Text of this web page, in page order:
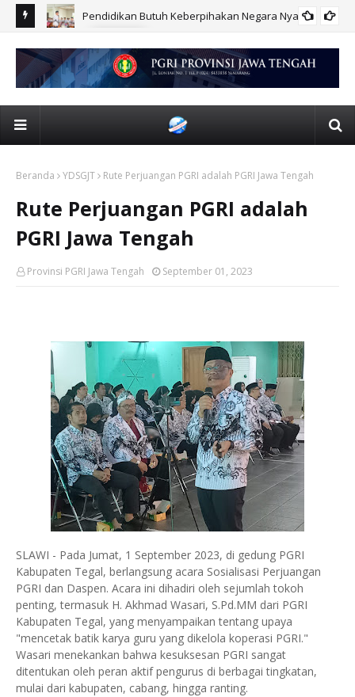
Pendidikan Butuh Keberpihakan Negara Nyata
Beranda YDSGJT Rute Perjuangan PGRI adalah PGRI Jawa Tengah
Rute Perjuangan PGRI adalah
PGRI Jawa Tengah
Provinsi PGRI Jawa Tengah September 01, 2023
SLAWI - Pada Jumat, 1 September 2023, di gedung PGRI
Kabupaten Tegal, berlangsung acara Sosialisasi Perjuangan
PGRI dan Daspen. Acara ini dihadiri oleh sejumlah tokoh
penting, termasuk H. Akhmad Wasari, S.Pd.MM dari PGRI
Kabupaten Tegal, yang menyampaikan tentang upaya
"mencetak batik karya guru yang dikelola koperasi PGRI."
Wasari menekankan bahwa kesuksesan PGRI sangat
ditentukan oleh peran aktif pengurus di berbagai tingkatan,
mulai dari kabupaten, cabang, hingga ranting.